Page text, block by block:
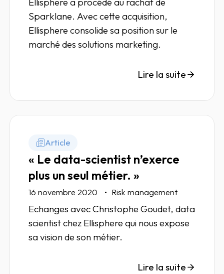
Sparklane. Avec cette acquisition,
Ellisphere consolide sa position sur le
marché des solutions marketing.
Lire la suite
Article
« Le data-scientist n’exerce
plus un seul métier. »
16 novembre 2020 Risk management
Echanges avec Christophe Goudet, data
scientist chez Ellisphere qui nous expose
sa vision de son métier.
Lire la suite